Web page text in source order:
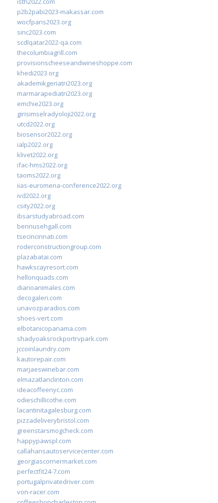
p2b2pabi2023-makassar.com
wocfparis2023.org
sinc2023.com
scdlqatar2022-qa.com
thecolumbiagrill.com
provisionscheeseandwineshoppe.com
khedi2023.org
akademikgeriatri2023.org
marmarapediatri2023.org
emchie2023.org
girisimselradyoloji2022.org
utcd2022.org
biosensor2022.org
ialp2022.org
klivet2022.org
ifac-hms2022.org
taoms2022.org
iias-euromena-conference2022.org
ivd2022.org
csity2022.org
ibsarstudyabroad.com
bennusehgall.com
tsecincinnati.com
roderconstructiongroup.com
plazabatai.com
hawkscayresort.com
hellonquads.com
diarioanimales.com
decogaleri.com
unavozparadios.com
shoes-vert.com
elbotanicopanama.com
shadyoaksrockportrvpark.com
jccoinlaundry.com
kautorepair.com
marjaeswinebar.com
elmazatlanclinton.com
ideacoffeenyc.com
odieschillicothe.com
lacantinitagalesburg.com
pizzadeliverybristol.com
greenstarsmogcheck.com
happypawspl.com
callahansautoservicecenter.com
georgiascornermarket.com
perfectfit24-7.com
portugalprivatedriver.com
von-racer.com